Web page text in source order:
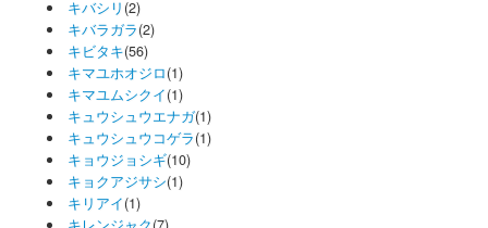
キバシリ (2)
キバラガラ(2)
キビタキ(56)
キマユホオジロ(1)
キマユムシクイ(1)
キュウシュウエナガ(1)
キュウシュウコゲラ(1)
キョウジョシギ(10)
キョクアジサシ(1)
キリアイ(1)